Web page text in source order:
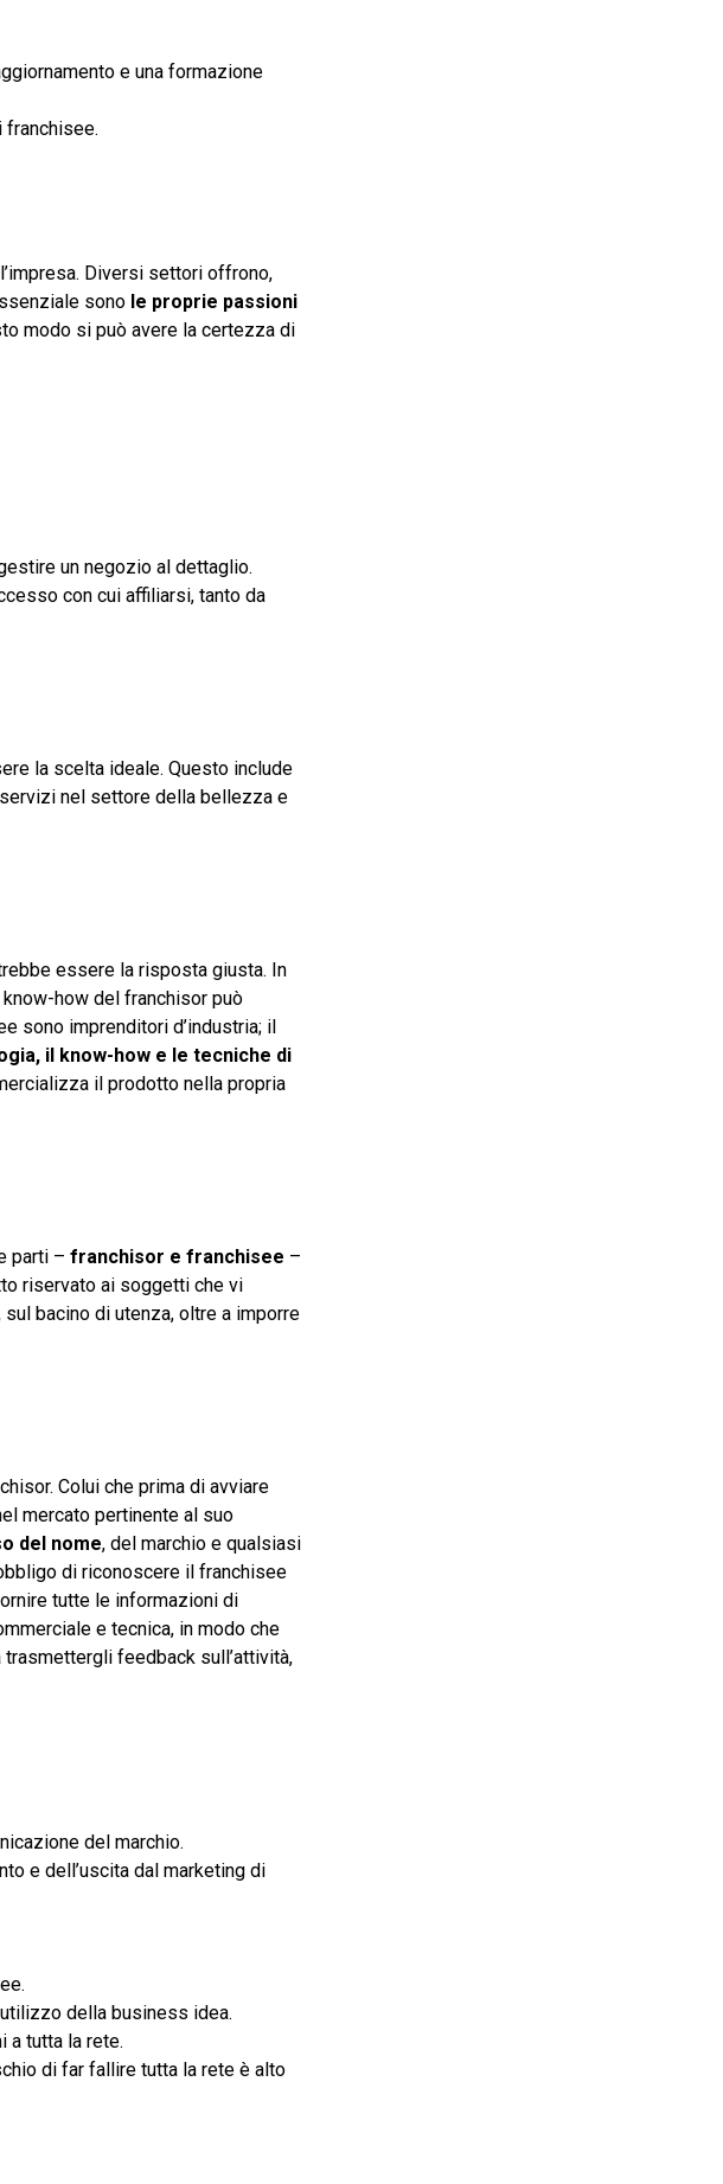
e una formazione
franchisee.
Diversi settori offrono,
sono le proprie passioni
modo si può avere la certezza di
un negozio al dettaglio.
con cui affiliarsi, tanto da
la scelta ideale. Questo include
nel settore della bellezza e
essere la risposta giusta. In
how del franchisor può
sono imprenditori d’industria; il
il know-how e le tecniche di
il prodotto nella propria
parti – franchisor e franchisee –
riservato ai soggetti che vi
bacino di utenza, oltre a imporre
Colui che prima di avviare
mercato pertinente al suo
del nome, del marchio e qualsiasi
di riconoscere il franchisee
tutte le informazioni di
e tecnica, in modo che
feedback sull’attività,
del marchio.
e dell’uscita dal marketing di
della business idea.
a tutta la rete.
di far fallire tutta la rete è alto